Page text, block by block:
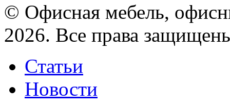
© Офисная мебель,
2026. Все права
Статьи
Новости